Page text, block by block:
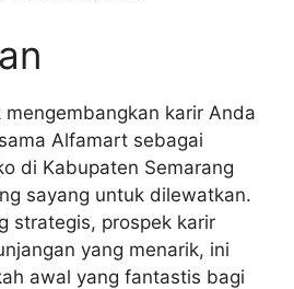
mengembangkan karir Anda
Alfamart sebagai
di Kabupaten Semarang
sayang untuk dilewatkan.
strategis, prospek karir
yang menarik, ini
awal yang fantastis bagi